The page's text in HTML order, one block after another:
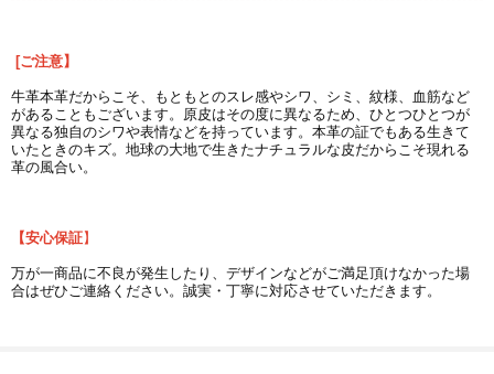
[ご注意】
牛革本革だからこそ、もともとのスレ感やシワ、シミ、紋様、血筋など
があることもございます。原皮はその度に異なるため、ひとつひとつが
異なる独自のシワや表情などを持っています。本革の証でもある生きて
いたときのキズ。地球の大地で生きたナチュラルな皮だからこそ現れる
革の風合い。
【安心保証】
万が一商品に不良が発生したり、デザインなどがご満足頂けなかった場
合はぜひご連絡ください。誠実・丁寧に対応させていただきます。